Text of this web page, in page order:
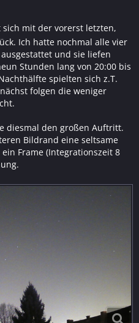
sich mit der vorerst letzten,
Ich hatte nochmal alle vier
und sie liefen
Stunden lang von 20:00 bis
spielten sich z.T.
folgen die weniger
diesmal den großen Auftritt.
Bildrand eine seltsame
Frame (Integrationszeit 8